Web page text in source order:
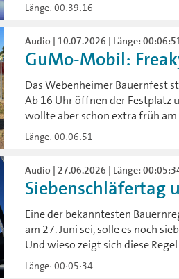
Länge: 00:39:16
Audio | 10.07.2026 | Länge:
GuMo-Mobil:
Das Webenheimer Bauernfest
Ab 16 Uhr öffnen der Festplatz
wollte aber schon extra früh
Länge: 00:06:51
Audio | 27.06.2026 | Länge:
Siebenschläfertag
Eine der bekanntesten
am 27. Juni sei, solle es noch
Und wieso zeigt sich diese
Länge: 00:05:34